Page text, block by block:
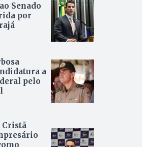
Senado
por
a
pelo
Cristã